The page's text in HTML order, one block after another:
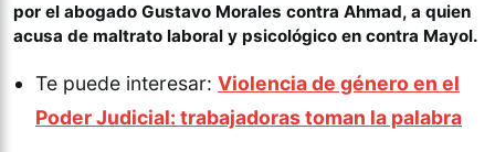
por el abogado Gustavo Morales contra Ahmad, a quien
acusa de maltrato laboral y psicológico en contra Mayol.
Te puede interesar: Violencia de género en el
Poder Judicial: trabajadoras toman la palabra